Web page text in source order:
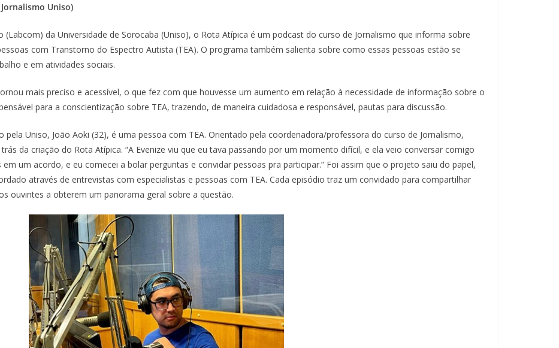
Uniso)
da Universidade de Sorocaba (Uniso), o Rota Atípica é um podcast do curso de Jornalismo que informa sobre
com Transtorno do Espectro Autista (TEA). O programa também salienta sobre como essas pessoas estão se
e em atividades sociais.
mais preciso e acessível, o que fez com que houvesse um aumento em relação à necessidade de informação sobre o
para a conscientização sobre TEA, trazendo, de maneira cuidadosa e responsável, pautas para discussão.
Uniso, João Aoki (32), é uma pessoa com TEA. Orientado pela coordenadora/professora do curso de Jornalismo,
da criação do Rota Atípica. “A Evenize viu que eu tava passando por um momento difícil, e ela veio conversar comigo
um acordo, e eu comecei a bolar perguntas e convidar pessoas pra participar.” Foi assim que o projeto saiu do papel,
através de entrevistas com especialistas e pessoas com TEA. Cada episódio traz um convidado para compartilhar
ouvintes a obterem um panorama geral sobre a questão.